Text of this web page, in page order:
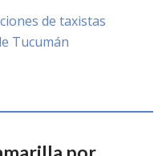
de taxistas
Tucumán